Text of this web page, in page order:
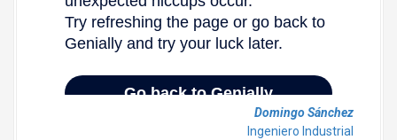
Domingo Sánchez
Ingeniero Industrial